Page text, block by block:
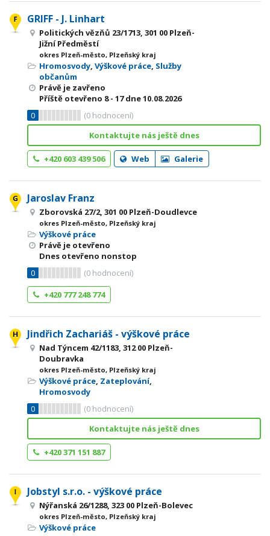
GRIFF - J. Linhart
Politických vězňů 23/1713, 301 00 Plzeň-
Jižní Předměstí
okres Plzeň-město, Plzeňský kraj
Hromosvody, Výškové práce, Služby
občanům
Právě je zavřeno
Příště otevřeno 8 - 17dne 10.08.2026
0
(0 hodnocení)
Kontaktujte nás ještě dnes
+420 603 439 506 Web Galerie
Jaroslav Franz
Zborovská 27/2, 301 00 Plzeň-Doudlevce
okres Plzeň-město, Plzeňský kraj
Výškové práce
Právě je otevřeno
Dnes otevřeno nonstop
0
(0 hodnocení)
+420 777 248 774
Jindřich Zachariáš - výškové práce
Nad Týncem 42/1183, 312 00 Plzeň-
Doubravka
okres Plzeň-město, Plzeňský kraj
Výškové práce, Zateplování,
Hromosvody
0
(0 hodnocení)
Kontaktujte nás ještě dnes
+420 371 151 887
Jobstyl s.r.o. - výškové práce
Nýřanská 26/1288, 323 00 Plzeň-Bolevec
okres Plzeň-město, Plzeňský kraj
Výškové práce